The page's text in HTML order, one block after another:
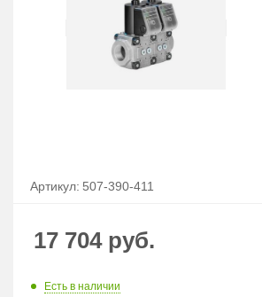
Артикул: 507-390-411
17 704руб.
Есть в наличии